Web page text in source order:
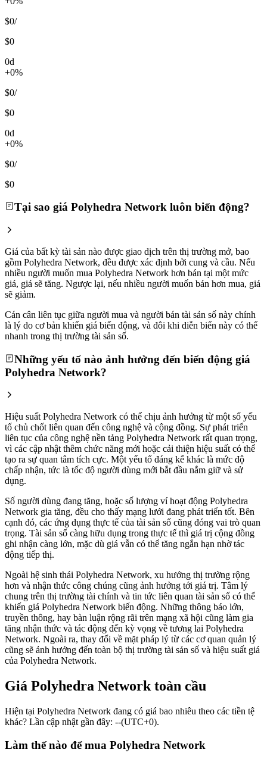
$0/
$0
0d
+0%
$0/
$0
0d
+0%
$0/
$0
Tại sao giá Polyhedra Network luôn biến động?
Giá của bất kỳ tài sản nào được giao dịch trên thị trường mở, bao
gồm Polyhedra Network, đều được xác định bởi cung và cầu. Nếu
nhiều người muốn mua Polyhedra Network hơn bán tại một mức
giá, giá sẽ tăng. Ngược lại, nếu nhiều người muốn bán hơn mua, giá
sẽ giảm.
Cán cân liên tục giữa người mua và người bán tài sản số này chính
là lý do cơ bản khiến giá biến động, và đôi khi diễn biến này có thể
nhanh trong thị trường tài sản số.
Những yếu tố nào ảnh hưởng đến biến động giá
Polyhedra Network?
Hiệu suất Polyhedra Network có thể chịu ảnh hưởng từ một số yếu
tố chủ chốt liên quan đến công nghệ và cộng đồng. Sự phát triển
liên tục của công nghệ nền tảng Polyhedra Network rất quan trọng,
vì các cập nhật thêm chức năng mới hoặc cải thiện hiệu suất có thể
tạo ra sự quan tâm tích cực. Một yếu tố đáng kể khác là mức độ
chấp nhận, tức là tốc độ người dùng mới bắt đầu nắm giữ và sử
dụng.
Số người dùng đang tăng, hoặc số lượng ví hoạt động Polyhedra
Network gia tăng, đều cho thấy mạng lưới đang phát triển tốt. Bên
cạnh đó, các ứng dụng thực tế của tài sản số cũng đóng vai trò quan
trọng. Tài sản số càng hữu dụng trong thực tế thì giá trị cộng đồng
ghi nhận càng lớn, mặc dù giá vẫn có thể tăng ngắn hạn nhờ tác
động tiếp thị.
Ngoài hệ sinh thái Polyhedra Network, xu hướng thị trường rộng
hơn và nhận thức công chúng cũng ảnh hưởng tới giá trị. Tâm lý
chung trên thị trường tài chính và tin tức liên quan tài sản số có thể
khiến giá Polyhedra Network biến động. Những thông báo lớn,
truyền thông, hay bàn luận rộng rãi trên mạng xã hội cũng làm gia
tăng nhận thức và tác động đến kỳ vọng về tương lai Polyhedra
Network. Ngoài ra, thay đổi về mặt pháp lý từ các cơ quan quản lý
cũng sẽ ảnh hưởng đến toàn bộ thị trường tài sản số và hiệu suất giá
của Polyhedra Network.
Giá Polyhedra Network toàn cầu
Hiện tại Polyhedra Network đang có giá bao nhiêu theo các tiền tệ
khác? Lần cập nhật gần đây: --(UTC+0).
Làm thế nào để mua Polyhedra Network